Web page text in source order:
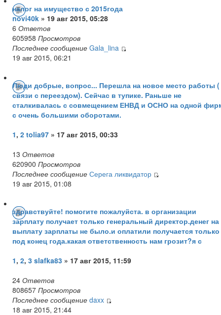
налог на имущество с 2015года
novi40k » 19 авг 2015, 05:28
6 Ответов
605958 Просмотров
Последнее сообщение Gala_lina
19 авг 2015, 06:21
Люди добрые, вопрос... Перешла на новое место работы
связи с переездом). Сейчас в тупике. Раньше не
сталкивалась с совмещением ЕНВД и ОСНО на одной
с очень большими оборотами.
1, 2 tolia97 » 17 авг 2015, 00:33
13 Ответов
620900 Просмотров
Последнее сообщение Серега ликвидатор
19 авг 2015, 01:08
здравствуйте! помогите пожалуйста. в организации
зарплату получает только генеральный директор.денег на
выплату зарплаты не было.и оплатили получается только
под конец года.какая ответственность нам грозит?я с
1, 2, 3 slafka83 » 17 авг 2015, 11:59
24 Ответов
808657 Просмотров
Последнее сообщение daxx
18 авг 2015, 21:44